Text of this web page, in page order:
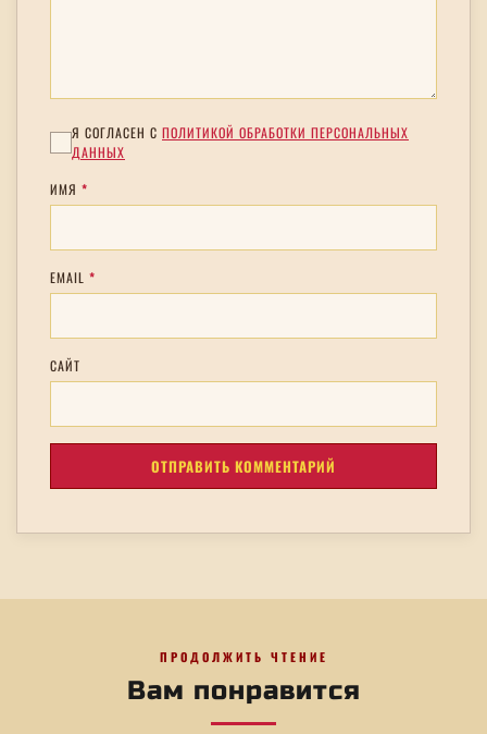
Я СОГЛАСЕН С ПОЛИТИКОЙ ОБРАБОТКИ ПЕРСОНАЛЬНЫХ
ДАННЫХ
ИМЯ *
EMAIL *
САЙТ
ПРОДОЛЖИТЬ ЧТЕНИЕ
Вам понравится